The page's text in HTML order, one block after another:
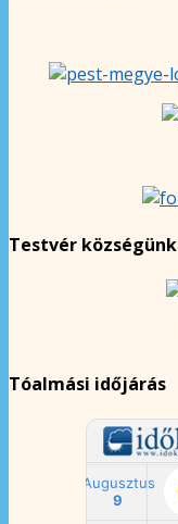
Testvér községünk
Tóalmási időjárás